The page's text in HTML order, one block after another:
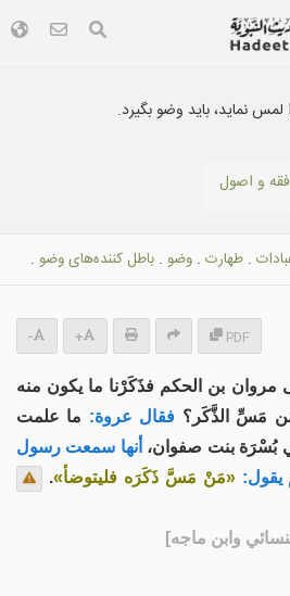
نماید، باید وضو بگیرد.
فقه و اصول
. طهارت . وضو . باطل كننده‌هاى وضو .
PDF
+
-
بن الحكم فذَكَرْنا ما يكون منه
مَسِّ الذَّكَر؟ فقال عروة: ما علمت
بُسْرَة بنت صفوان، أنها سمعت رسول
يقول: «مَنْ مَسَّ ذَكَرَه فليتوضأ».
وابن ماجه]